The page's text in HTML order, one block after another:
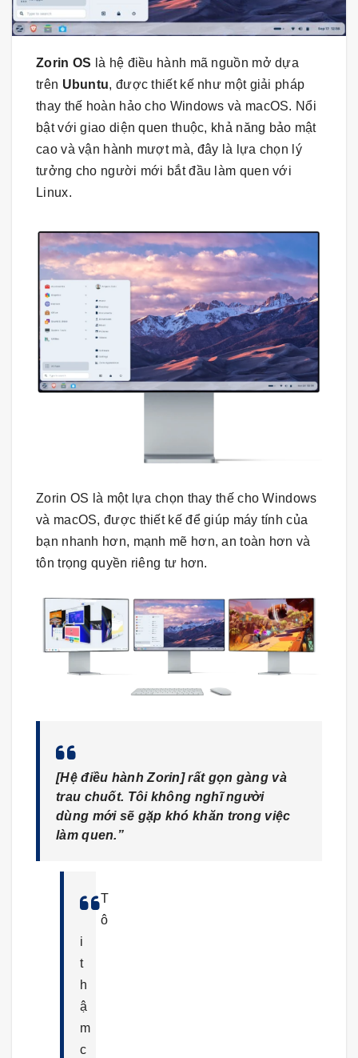
Zorin OS là hệ điều hành mã nguồn mở dựa
trên Ubuntu, được thiết kế như một giải pháp
thay thế hoàn hảo cho Windows và macOS. Nổi
bật với giao diện quen thuộc, khả năng bảo mật
cao và vận hành mượt mà, đây là lựa chọn lý
tưởng cho người mới bắt đầu làm quen với
Linux.
Zorin OS là một lựa chọn thay thế cho Windows
và macOS, được thiết kế để giúp máy tính của
bạn nhanh hơn, mạnh mẽ hơn, an toàn hơn và
tôn trọng quyền riêng tư hơn.
[Hệ điều hành Zorin] rất gọn gàng và
trau chuốt. Tôi không nghĩ người
dùng mới sẽ gặp khó khăn trong việc
làm quen.”
T
ô
i
t
h
ậ
m
c